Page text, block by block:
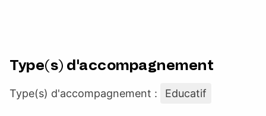
Type(s) d'accompagnement
Type(s) d'accompagnement : Educatif